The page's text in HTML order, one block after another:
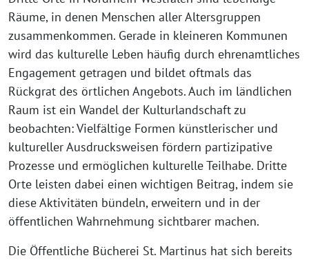
Räume, in denen Menschen aller Altersgruppen
zusammenkommen. Gerade in kleineren Kommunen
wird das kulturelle Leben häufig durch ehrenamtliches
Engagement getragen und bildet oftmals das
Rückgrat des örtlichen Angebots. Auch im ländlichen
Raum ist ein Wandel der Kulturlandschaft zu
beobachten: Vielfältige Formen künstlerischer und
kultureller Ausdrucksweisen fördern partizipative
Prozesse und ermöglichen kulturelle Teilhabe. Dritte
Orte leisten dabei einen wichtigen Beitrag, indem sie
diese Aktivitäten bündeln, erweitern und in der
öffentlichen Wahrnehmung sichtbarer machen.
Die Öffentliche Bücherei St. Martinus hat sich bereits